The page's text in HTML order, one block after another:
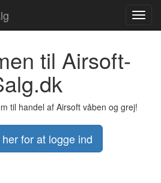
til Airsoft-
til handel af Airsoft våben og grej!
for at logge ind